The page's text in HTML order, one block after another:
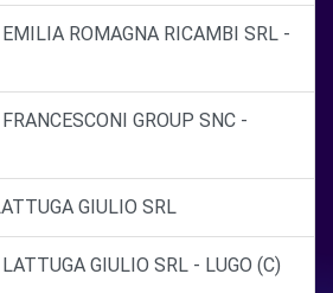
ROMAGNA RICAMBI SRL -
GROUP SNC -
GIULIO SRL
GIULIO SRL - LUGO (C)